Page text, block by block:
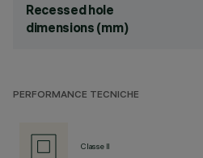
Recessed hole
dimensions (mm)
PERFORMANCE TECNICHE
Classe II